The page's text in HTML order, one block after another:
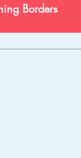
Borders